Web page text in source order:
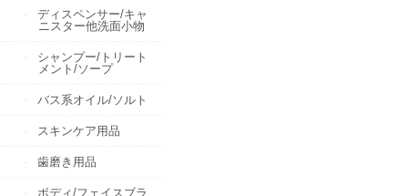
ディスペンサー/キャ
ニスター他洗面小物
シャンプー/トリート
メント/ソープ
バス系オイル/ソルト
スキンケア用品
歯磨き用品
ボディ/フェイスブラ